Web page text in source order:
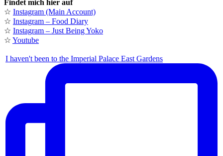
Findet mich hier auf
☆ Instagram (Main Account)
☆ Instagram – Food Diary
☆ Instagram – Just Being Yoko
☆ Youtube
I haven't been to the Imperial Palace East Gardens